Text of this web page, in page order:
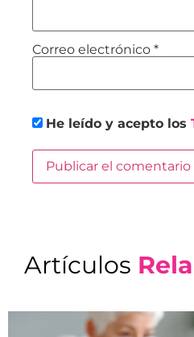
Correo electrónico *
He leído y acepto los
Artículos